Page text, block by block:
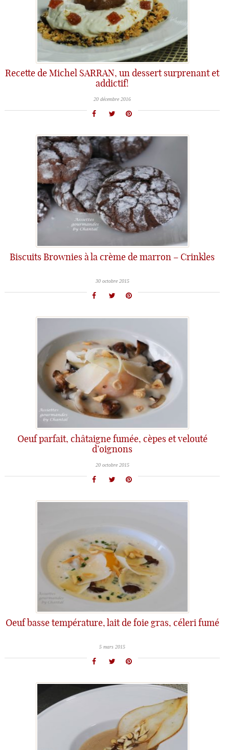
Recette de Michel SARRAN, un dessert surprenant et
addictif!
20 décembre 2016
Biscuits Brownies à la crème de marron – Crinkles
30 octobre 2015
Oeuf parfait, châtaigne fumée, cèpes et velouté
d’oignons
20 octobre 2015
Oeuf basse température, lait de foie gras, céleri fumé
5 mars 2015